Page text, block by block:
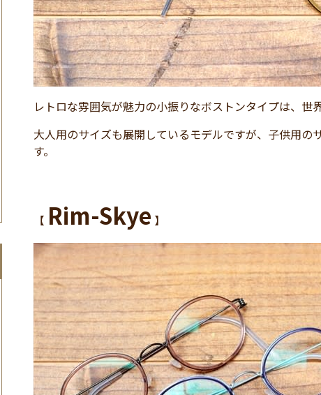
レトロな雰囲気が魅力の小振りなボストンタイプは、世
大人用のサイズも展開しているモデルですが、子供用
す。
【 Rim-Skye 】